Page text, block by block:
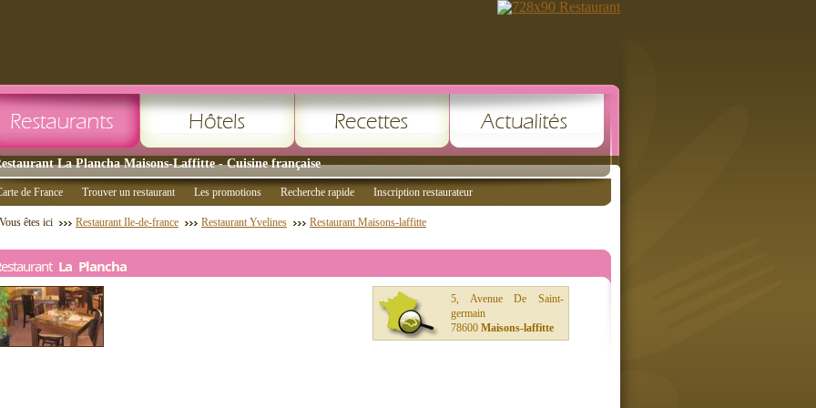
La Plancha Maisons-Laffitte - Cuisine française
de France Trouver un restaurant Les promotions Recherche rapide Inscription restaurateur
Vous êtes ici Restaurant Ile-de-france Restaurant Yvelines Restaurant Maisons-laffitte
La Plancha
5, Avenue De Saint-
germain
78600 Maisons-laffitte